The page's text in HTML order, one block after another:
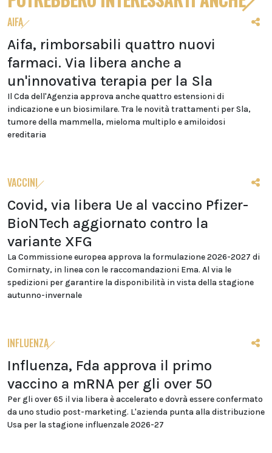
AIFA
Aifa, rimborsabili quattro nuovi
farmaci. Via libera anche a
un'innovativa terapia per la Sla
Il Cda dell'Agenzia approva anche quattro estensioni di
indicazione e un biosimilare. Tra le novità trattamenti per Sla,
tumore della mammella, mieloma multiplo e amiloidosi
ereditaria
VACCINI
Covid, via libera Ue al vaccino Pfizer-
BioNTech aggiornato contro la
variante XFG
La Commissione europea approva la formulazione 2026-2027 di
Comirnaty, in linea con le raccomandazioni Ema. Al via le
spedizioni per garantire la disponibilità in vista della stagione
autunno-invernale
INFLUENZA
Influenza, Fda approva il primo
vaccino a mRNA per gli over 50
Per gli over 65 il via libera è accelerato e dovrà essere confermato
da uno studio post-marketing. L'azienda punta alla distribuzione
Usa per la stagione influenzale 2026-27